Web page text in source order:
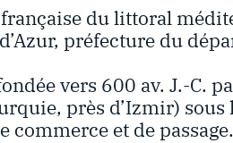
du littoral
préfecture du
vers 600 av. J.-C.
près d’Izmir)
et de